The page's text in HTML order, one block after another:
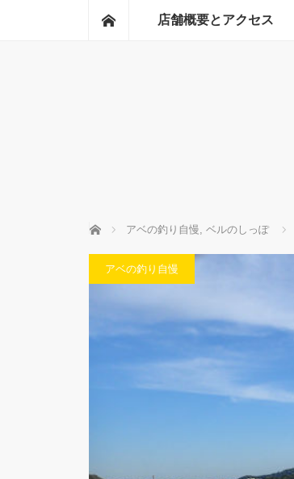
ホーム店舗概要とアクセス
ホーム アベの釣り自慢, ベルのしっぽ
アベの釣り自慢